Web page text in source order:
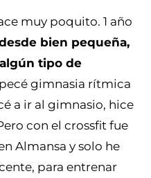
muy poquito. 1 año
bien pequeña,
tipo de
gimnasia rítmica
a ir al gimnasio, hice
con el crossfit fue
Almansa y solo he
para entrenar